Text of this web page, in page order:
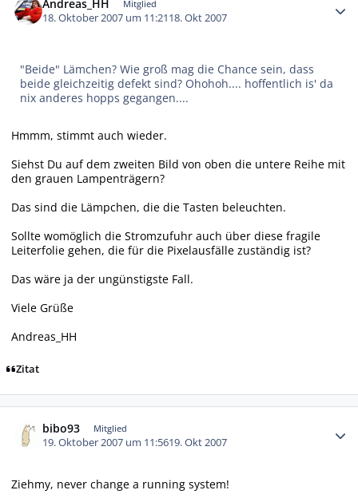
Andreas_HH Mitglied
18. Oktober 2007 um 11:2118. Okt 2007
"Beide" Lämchen? Wie groß mag die Chance sein, dass
beide gleichzeitig defekt sind? Ohohoh.... hoffentlich is' da
nix anderes hopps gegangen....
Hmmm, stimmt auch wieder.
Siehst Du auf dem zweiten Bild von oben die untere Reihe mit
den grauen Lampenträgern?
Das sind die Lämpchen, die die Tasten beleuchten.
Sollte womöglich die Stromzufuhr auch über diese fragile
Leiterfolie gehen, die für die Pixelausfälle zuständig ist?
Das wäre ja der ungünstigste Fall.
Viele Grüße
Andreas_HH
Zitat
bibo93 Mitglied
19. Oktober 2007 um 11:5619. Okt 2007
Ziehmy, never change a running system!